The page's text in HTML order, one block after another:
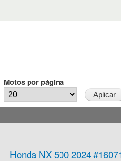
Motos por página
Honda NX 500 2024